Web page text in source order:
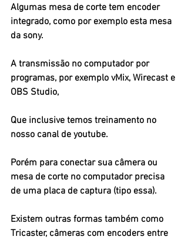
Algumas mesa de corte tem encoder
integrado, como por exemplo esta mesa
da sony.
A transmissão no computador por
programas, por exemplo vMix, Wirecast e
OBS Studio,
Que inclusive temos treinamento no
nosso canal de youtube.
Porém para conectar sua câmera ou
mesa de corte no computador precisa
de uma placa de captura (tipo essa).
Existem outras formas também como
Tricaster, câmeras com encoders entre